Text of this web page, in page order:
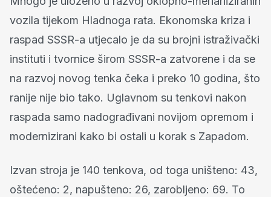
vozila tijekom Hladnoga rata. Ekonomska kriza i
raspad SSSR-a utjecalo je da su brojni istraživački
instituti i tvornice širom SSSR-a zatvorene i da se
na razvoj novog tenka čeka i preko 10 godina, što
ranije nije bio tako. Uglavnom su tenkovi nakon
raspada samo nadograđivani novijom opremom i
modernizirani kako bi ostali u korak s Zapadom.
Izvan stroja je 140 tenkova, od toga uništeno: 43,
oštećeno: 2, napušteno: 26, zarobljeno: 69. To